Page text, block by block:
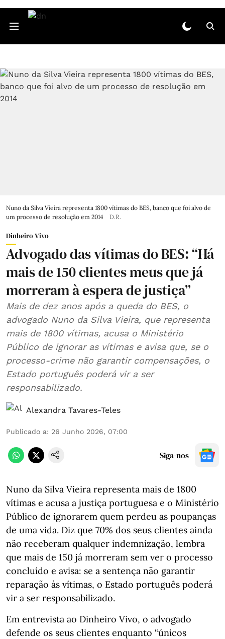
Nuno da Silva Vieira representa 1800 vítimas do BES, banco que foi alvo de
um processo de resolução em 2014
D.R.
Dinheiro Vivo
Advogado das vítimas do BES: “Há
mais de 150 clientes meus que já
morreram à espera de justiça”
Mais de dez anos após a queda do BES, o
advogado Nuno da Silva Vieira, que representa
mais de 1800 vítimas, acusa o Ministério
Público de ignorar as vítimas e avisa que, se o
processo-crime não garantir compensações, o
Estado português poderá vir a ser
responsabilizado.
Alexandra Tavares-Teles
Publicado a: 26 Junho 2026, 07:00
Siga-nos
Nuno da Silva Vieira representa mais de 1800
vítimas e acusa a justiça portuguesa e o Ministério
Público de ignorarem quem perdeu as poupanças
de uma vida. Diz que 70% dos seus clientes ainda
não receberam qualquer indemnização, lembra
que mais de 150 já morreram sem ver o processo
concluído e avisa: se a sentença não garantir
reparação às vítimas, o Estado português poderá
vir a ser responsabilizado.
Em entrevista ao Dinheiro Vivo, o advogado
defende os seus clientes enquanto “únicos